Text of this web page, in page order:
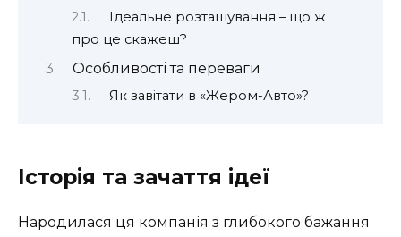
Ідеальне розташування – що ж
про це скажеш?
Особливості та переваги
Як завітати в «Жером-Авто»?
Історія та зачаття ідеї
Народилася ця компанія з глибокого бажання